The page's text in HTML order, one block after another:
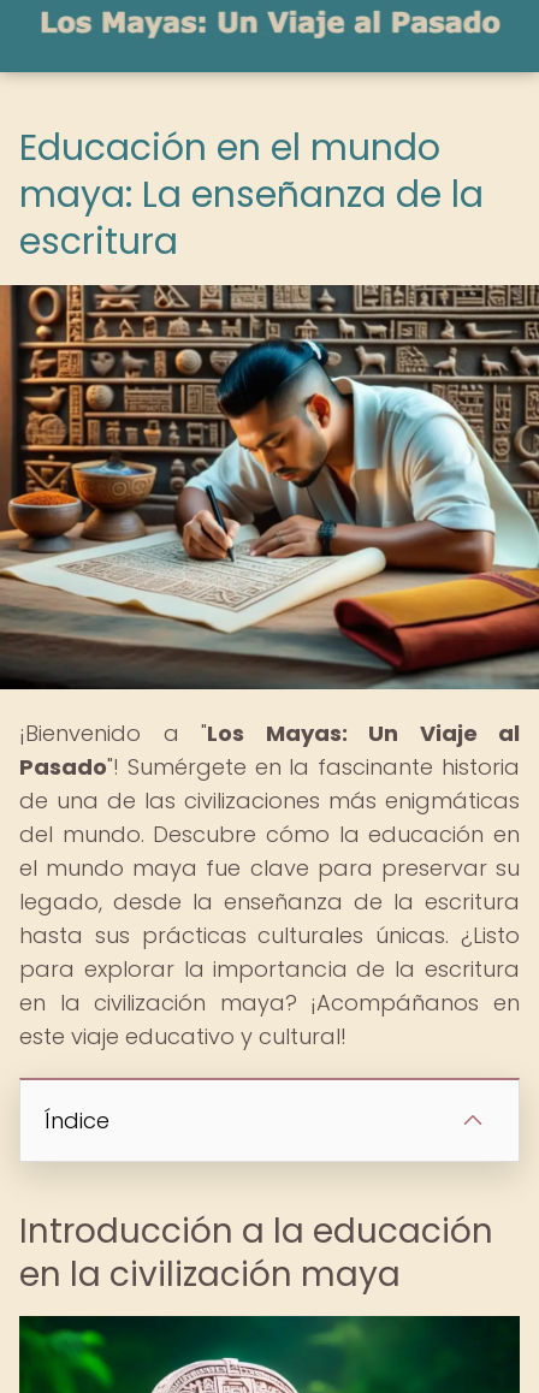
Educación en el mundo
maya: La enseñanza de la
escritura
¡Bienvenido a "Los Mayas: Un Viaje al
Pasado"! Sumérgete en la fascinante historia
de una de las civilizaciones más enigmáticas
del mundo. Descubre cómo la educación en
el mundo maya fue clave para preservar su
legado, desde la enseñanza de la escritura
hasta sus prácticas culturales únicas. ¿Listo
para explorar la importancia de la escritura
en la civilización maya? ¡Acompáñanos en
este viaje educativo y cultural!
Índice
Introducción a la educación
en la civilización maya